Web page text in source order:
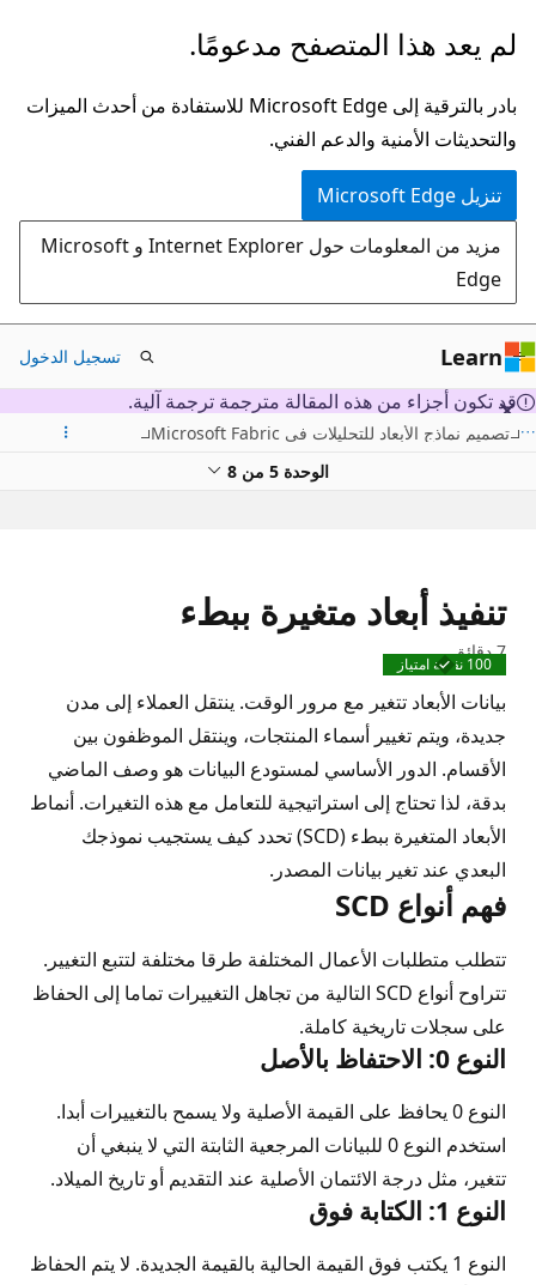
تخطي
إلى
المحتوى
الرئيسي
لم يعد هذا المتصفح مدعومًا.
بادر بالترقية إلى Microsoft Edge للاستفادة من أحدث الميزات
والتحديثات الأمنية والدعم الفني.
تنزيل Microsoft Edge
مزيد من المعلومات حول Internet Explorer و Microsoft
Edge
Learn تسجيل الدخول
قد تكون أجزاء من هذه المقالة مترجمة ترجمة آلية.
تصميم نماذج الأبعاد للتحليلات في Microsoft Fabric
الوحدة 5 من 8
تنفيذ أبعاد متغيرة ببطء
مكتمل 100 نقطة امتياز
7 دقائق
بيانات الأبعاد تتغير مع مرور الوقت. ينتقل العملاء إلى مدن
جديدة، ويتم تغيير أسماء المنتجات، وينتقل الموظفون بين
الأقسام. الدور الأساسي لمستودع البيانات هو وصف الماضي
بدقة، لذا تحتاج إلى استراتيجية للتعامل مع هذه التغيرات. أنماط
الأبعاد المتغيرة ببطء (SCD) تحدد كيف يستجيب نموذجك
البعدي عند تغير بيانات المصدر.
فهم أنواع SCD
تتطلب متطلبات الأعمال المختلفة طرقا مختلفة لتتبع التغيير.
تتراوح أنواع SCD التالية من تجاهل التغييرات تماما إلى الحفاظ
على سجلات تاريخية كاملة.
النوع 0: الاحتفاظ بالأصل
النوع 0 يحافظ على القيمة الأصلية ولا يسمح بالتغييرات أبدا.
استخدم النوع 0 للبيانات المرجعية الثابتة التي لا ينبغي أن
تتغير، مثل درجة الائتمان الأصلية عند التقديم أو تاريخ الميلاد.
النوع 1: الكتابة فوق
النوع 1 يكتب فوق القيمة الحالية بالقيمة الجديدة. لا يتم الحفاظ